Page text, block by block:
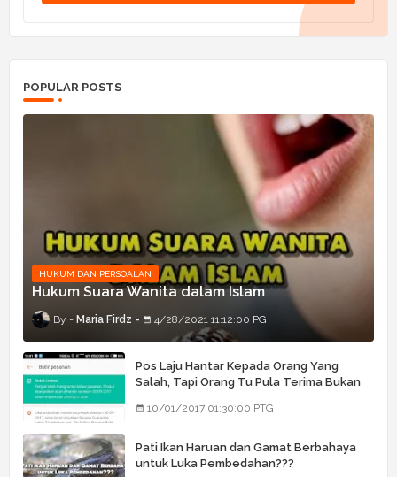
POPULAR POSTS
HUKUM DAN PERSOALAN
Hukum Suara Wanita dalam Islam
Maria Firdz 4/28/2021 11:12:00 PG
Pos Laju Hantar Kepada Orang Yang
Salah, Tapi Orang Tu Pula Terima Bukan
10/01/2017 01:30:00 PTG
Pati Ikan Haruan dan Gamat Berbahaya
untuk Luka Pembedahan???